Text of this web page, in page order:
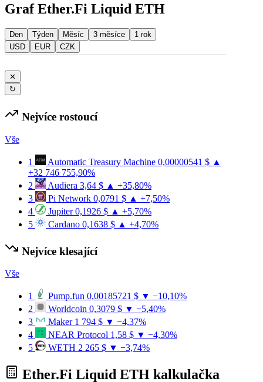
Graf Ether.Fi Liquid ETH
Den Týden Měsíc 3 měsíce
1 rok
USD
EUR CZK
✕
↻
Nejvíce rostoucí
Vše
1 Automatic Treasury Machine 0,00000541 $ ▲
+32 746 755,90%
2
Audiera 3,64 $ ▲ +35,80%
3
Pi Network 0,0791 $ ▲ +7,50%
4
Jupiter 0,1926 $ ▲ +5,70%
5
Cardano 0,1638 $ ▲ +4,70%
Nejvíce klesající
Vše
1 Pump.fun 0,00185721 $ ▼ −10,10%
2
Worldcoin 0,3079 $ ▼ −5,40%
3
Maker 1 794 $ ▼ −4,37%
4
NEAR Protocol 1,58 $ ▼ −4,30%
5
WETH 2 265 $ ▼ −3,74%
Ether.Fi Liquid ETH kalkulačka